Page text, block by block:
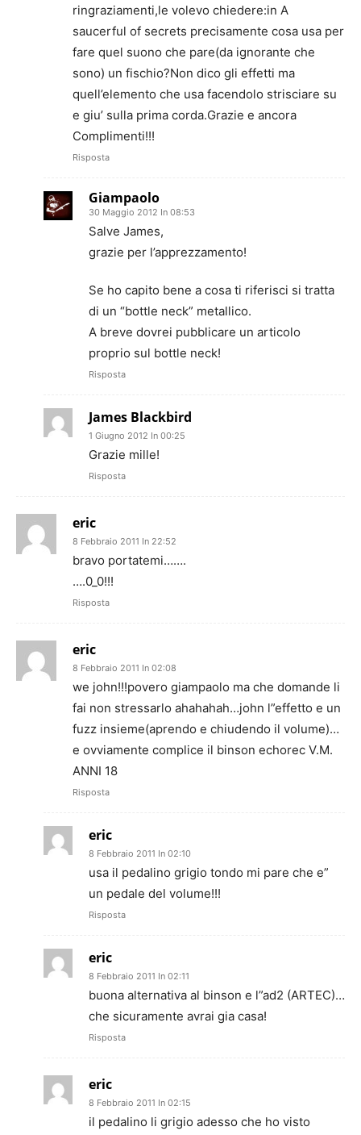
ringraziamenti,le volevo chiedere:in A
saucerful of secrets precisamente cosa usa per
fare quel suono che pare(da ignorante che
sono) un fischio?Non dico gli effetti ma
quell’elemento che usa facendolo strisciare su
e giu’ sulla prima corda.Grazie e ancora
Complimenti!!!
Risposta
Giampaolo
30 Maggio 2012 In 08:53
Salve James,
grazie per l’apprezzamento!
Se ho capito bene a cosa ti riferisci si tratta
di un “bottle neck” metallico.
A breve dovrei pubblicare un articolo
proprio sul bottle neck!
Risposta
James Blackbird
1 Giugno 2012 In 00:25
Grazie mille!
Risposta
eric
8 Febbraio 2011 In 22:52
bravo portatemi…….
….0_0!!!
Risposta
eric
8 Febbraio 2011 In 02:08
we john!!!povero giampaolo ma che domande li
fai non stressarlo ahahahah…john l”effetto e un
fuzz insieme(aprendo e chiudendo il volume)…
e ovviamente complice il binson echorec V.M.
ANNI 18
Risposta
eric
8 Febbraio 2011 In 02:10
usa il pedalino grigio tondo mi pare che e”
un pedale del volume!!!
Risposta
eric
8 Febbraio 2011 In 02:11
buona alternativa al binson e l”ad2 (ARTEC)…
che sicuramente avrai gia casa!
Risposta
eric
8 Febbraio 2011 In 02:15
il pedalino li grigio adesso che ho visto